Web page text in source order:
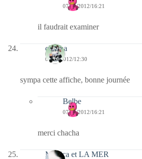
07/01/2012/16:21
il faudrait examiner
chacha
07/01/2012/12:30
sympa cette affiche, bonne journée
Belbe
07/01/2012/16:21
merci chacha
Monica et LA MER